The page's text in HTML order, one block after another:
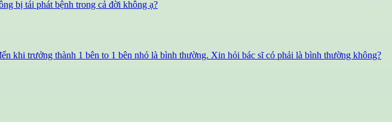
bị tái phát bệnh trong cả đời không ạ?
khi trưởng thành 1 bên to 1 bên nhỏ là bình thường. Xin hỏi bác sĩ có phải là bình thường không?